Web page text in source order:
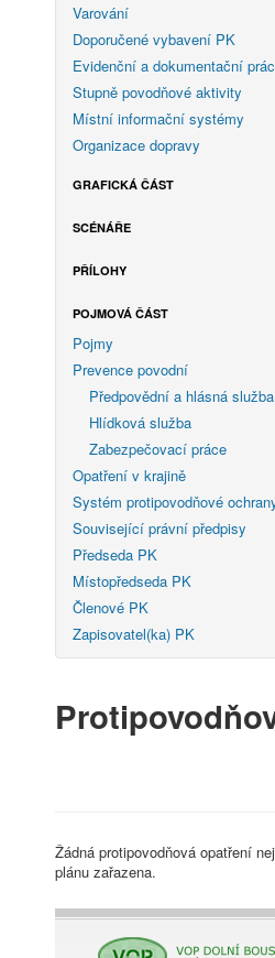
Varování
Doporučené vybavení PK
Evidenční a dokumentační
Stupně povodňové aktivity
Místní informační systémy
Organizace dopravy
GRAFICKÁ ČÁST
SCÉNÁŘE
PŘÍLOHY
POJMOVÁ ČÁST
Pojmy
Prevence povodní
Předpovědní a hlásná služba
Hlídková služba
Zabezpečovací práce
Opatření v krajině
Systém protipovodňové
Související právní předpisy
Předseda PK
Místopředseda PK
Členové PK
Zapisovatel(ka) PK
Žádná protipovodňová opatření
plánu zařazena.